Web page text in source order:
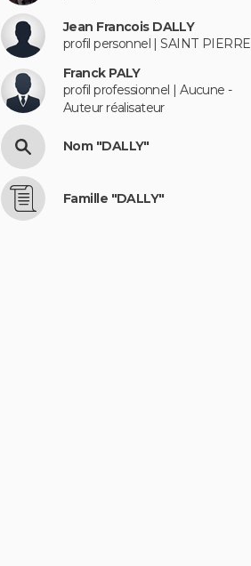
Jean Francois DALLY
profil personnel | SAINT PIERRE
Franck PALY
profil professionnel | Aucune -
Auteur réalisateur
Nom "DALLY"
Famille "DALLY"